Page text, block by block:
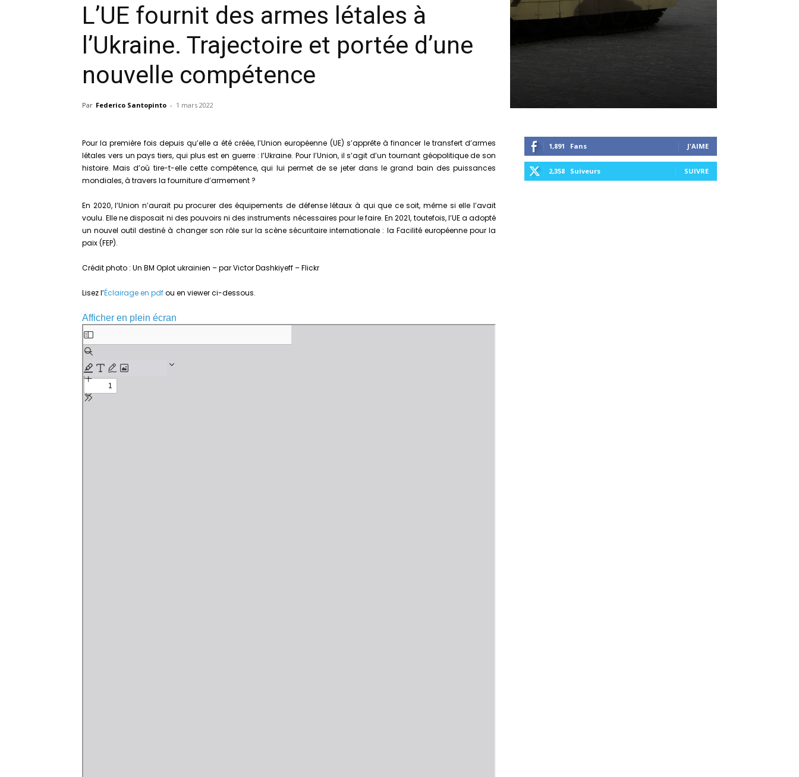
L’UE fournit des armes létales à
l’Ukraine. Trajectoire et portée d’une
nouvelle compétence
Par Federico Santopinto - 1 mars 2022
Pour la première fois depuis qu’elle a été créée, l’Union européenne (UE) s’apprête à financer le transfert d’armes
létales vers un pays tiers, qui plus est en guerre : l’Ukraine. Pour l’Union, il s’agit d’un tournant géopolitique de son
histoire. Mais d’où tire-t-elle cette compétence, qui lui permet de se jeter dans le grand bain des puissances
mondiales, à travers la fourniture d’armement ?
En 2020, l’Union n’aurait pu procurer des équipements de défense létaux à qui que ce soit, même si elle l’avait
voulu. Elle ne disposait ni des pouvoirs ni des instruments nécessaires pour le faire. En 2021, toutefois, l’UE a adopté
un nouvel outil destiné à changer son rôle sur la scène sécuritaire internationale : la Facilité européenne pour la
paix (FEP).
Crédit photo : Un BM Oplot ukrainien – par Victor Dashkiyeff – Flickr
Lisez l’Éclairage en pdfou en viewer ci-dessous.
Afficher en plein écran
Aller
au
contenu
PDF
1,891 Fans J'AIME
2,358 Suiveurs SUIVRE